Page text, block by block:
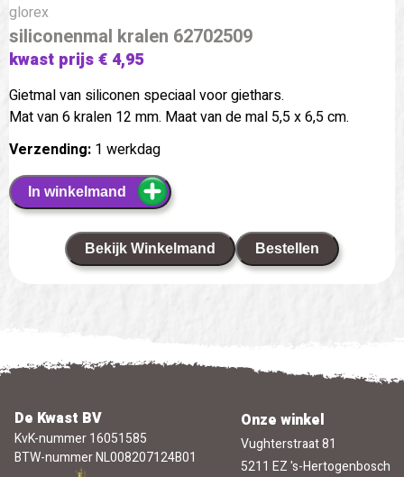
glorex
siliconenmal kralen 62702509
kwast prijs € 4,95
Gietmal van siliconen speciaal voor giethars.
Mat van 6 kralen 12 mm. Maat van de mal 5,5 x 6,5 cm.
Verzending: 1 werkdag
In winkelmand
Bekijk Winkelmand Bestellen
De Kwast BV
KvK-nummer 16051585
BTW-nummer NL008207124B01
Onze winkel
Vughterstraat 81
5211 EZ 's-Hertogenbosch